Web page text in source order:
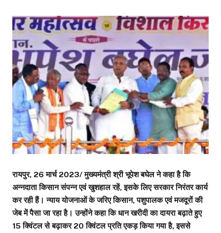
रायपुर, 26 मार्च 2023/ मुख्यमंत्री श्री भूपेश बघेल ने कहा है कि
अन्नदाता किसान संपन्न एवं खुशहाल रहें, इसके लिए सरकार निरंतर कार्य
कर रही हैं। न्याय योजनाओं के जरिए किसान, पशुपालक एवं मजदूरों की
जेब में पैसा जा रहा है। उन्होंने कहा कि धान खरीदी का दायरा बढ़ाते हुए
15 क्विंटल से बढ़ाकर 20 क्विंटल प्रति एकड़ किया गया है, इससे